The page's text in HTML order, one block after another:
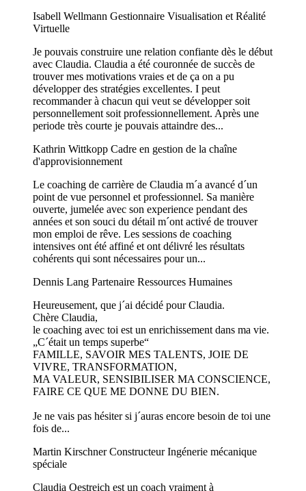
Isabell Wellmann Gestionnaire Visualisation et Réalité
Virtuelle
Je pouvais construire une relation confiante dès le début
avec Claudia. Claudia a été couronnée de succès de
trouver mes motivations vraies et de ça on a pu
développer des stratégies excellentes. I peut
recommander à chacun qui veut se développer soit
personnellement soit professionnellement. Après une
periode très courte je pouvais attaindre des...
Kathrin Wittkopp Cadre en gestion de la chaîne
d'approvisionnement
Le coaching de carrière de Claudia m´a avancé d´un
point de vue personnel et professionnel. Sa manière
ouverte, jumelée avec son experience pendant des
années et son souci du détail m´ont activé de trouver
mon emploi de rêve. Les sessions de coaching
intensives ont été affiné et ont délivré les résultats
cohérents qui sont nécessaires pour un...
Dennis Lang Partenaire Ressources Humaines
Heureusement, que j´ai décidé pour Claudia.
Chère Claudia,
le coaching avec toi est un enrichissement dans ma vie.
„C´était un temps superbe“
FAMILLE, SAVOIR MES TALENTS, JOIE DE
VIVRE, TRANSFORMATION,
MA VALEUR, SENSIBILISER MA CONSCIENCE,
FAIRE CE QUE ME DONNE DU BIEN.
Je ne vais pas hésiter si j´auras encore besoin de toi une
fois de...
Martin KirschnerConstructeur Ingénerie mécanique
spéciale
Claudia Oestreich est un coach vraiment à